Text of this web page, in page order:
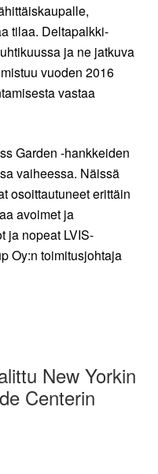
tilaa. Deltapalkki-
ja ne jatkuva
vuoden 2016
vastaa
Garden -hankkeiden
vaiheessa. Näissä
osoittautuneet erittäin
avoimet ja
ja nopeat LVIS-
Oy:n toimitusjohtaja
New Yorkin
Centerin